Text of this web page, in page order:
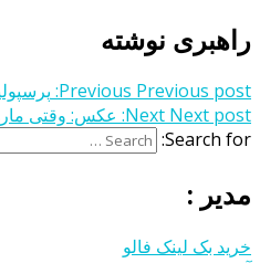
راهبری نوشته
Previous Previous post:
پرسپولیس حداقل 5
Next Next post:
عکس: وقتی
Search for:
مدیر :
خرید بک لینک فالو